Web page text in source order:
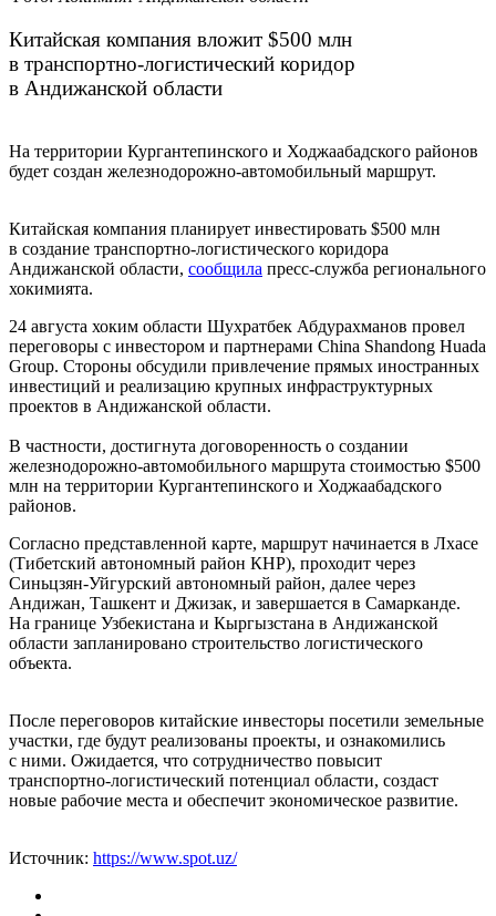
Китайская компания вложит $500 млн
в транспортно-логистический коридор
в Андижанской области
На территории Кургантепинского и Ходжаабадского районов
будет создан железнодорожно-автомобильный маршрут.
Китайская компания планирует инвестировать $500 млн
в создание транспортно-логистического коридора
Андижанской области, сообщила пресс-служба регионального
хокимията.
24 августа хоким области Шухратбек Абдурахманов провел
переговоры с инвестором и партнерами China Shandong Huada
Group. Стороны обсудили привлечение прямых иностранных
инвестиций и реализацию крупных инфраструктурных
проектов в Андижанской области.
В частности, достигнута договоренность о создании
железнодорожно-автомобильного маршрута стоимостью $500
млн на территории Кургантепинского и Ходжаабадского
районов.
Согласно представленной карте, маршрут начинается в Лхасе
(Тибетский автономный район КНР), проходит через
Синьцзян-Уйгурский автономный район, далее через
Андижан, Ташкент и Джизак, и завершается в Самарканде.
На границе Узбекистана и Кыргызстана в Андижанской
области запланировано строительство логистического
объекта.
После переговоров китайские инвесторы посетили земельные
участки, где будут реализованы проекты, и ознакомились
с ними. Ожидается, что сотрудничество повысит
транспортно-логистический потенциал области, создаст
новые рабочие места и обеспечит экономическое развитие.
Источник: https://www.spot.uz/